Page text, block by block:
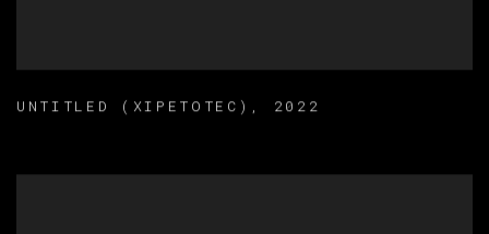
UNTITLED (XIPETOTEC) , 2022